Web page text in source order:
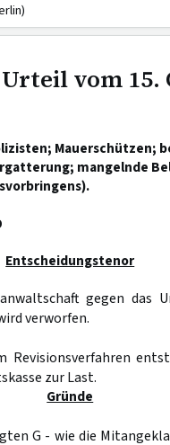
Urteil vom
Mauerschützen;
mangelnde
Entscheidungstenor
gegen das
verworfen.
Revisionsverfahren
zur Last.
Gründe
G - wie die